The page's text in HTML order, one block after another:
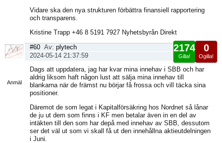
Vidare ska den nya strukturen förbättra finansiell rapportering
och transparens.
Kristine Trapp +46 8 5191 7927 Nyhetsbyrån Direkt
Anmäl
0
Ogilla!
2174
Gilla!
#60 Av: plytech
2024-05-14 21:37:59
Dags att uppdatera, jag har kvar mina innehav i SBB och har
aldrig liksom haft någon lust att sälja mina innehav till
blankarna när de främst nu börjar få frossa och vill täcka sina
positioner.
Däremot de som legat i Kapitalförsäkring hos Nordnet så lånar
de ju ut dem som finns i KF men betalar även in en del av
intäkten till den som har depå med innehav av SBB, dessutom
ser det väl ut som vi skall få ut den innehållna aktieutdelningen
i Juni.